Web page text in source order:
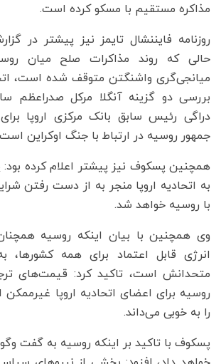
مذاکره مستقیم با مسکو کرده است.
روزنامه فایننشال تایمز نیز پیشتر در
حالی که روند مذاکرات صلح میان
میانجی‌گری واشنگتن متوقف شده است،
بررسی دو گزینه آنگلا مرکل صدراعظم
دراگی رئیس سابق بانک مرکزی اروپا
جمهور روسیه در ارتباط با جنگ اوکراین
همچنین پسکوف نیز پیشتر اعلام کرده
به اتحادیه اروپا منجر به از دست رفتن
با روسیه خواهد شد.
وی همچنین با بیان اینکه روسیه
انرژی قابل اعتماد برای همه کشورها،
متحدانش است، تاکید کرد: قیمت‌های
روسیه برای اعضای اتحادیه اروپا
را به خوبی می‌داند.
پسکوف با تاکید بر اینکه روسیه به گفت وگو